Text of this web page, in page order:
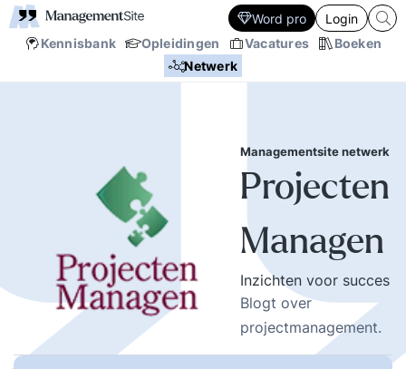
Kennisbank Opleidingen Vacatures
Boeken
Netwerk
Word pro Login
Managementsite netwerk
Projecten
Managen
Inzichten voor succes
Blogt over
projectmanagement.